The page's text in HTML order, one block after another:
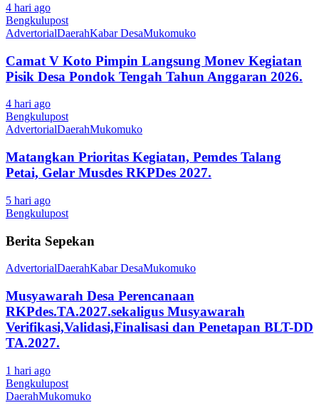
4 hari ago
Bengkulupost
AdvertorialDaerahKabar DesaMukomuko
Camat V Koto Pimpin Langsung Monev Kegiatan
Pisik Desa Pondok Tengah Tahun Anggaran 2026.
4 hari ago
Bengkulupost
AdvertorialDaerahMukomuko
Matangkan Prioritas Kegiatan, Pemdes Talang
Petai, Gelar Musdes RKPDes 2027.
5 hari ago
Bengkulupost
Berita Sepekan
AdvertorialDaerahKabar DesaMukomuko
Musyawarah Desa Perencanaan
RKPdes.TA.2027.sekaligus Musyawarah
Verifikasi,Validasi,Finalisasi dan Penetapan BLT-DD
TA.2027.
1 hari ago
Bengkulupost
DaerahMukomuko